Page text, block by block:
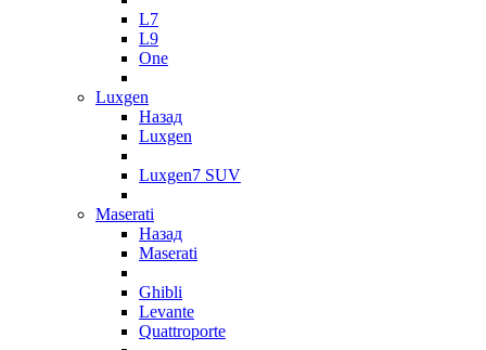
L7
L9
One
Luxgen
Назад
Luxgen
Luxgen7 SUV
Maserati
Назад
Maserati
Ghibli
Levante
Quattroporte